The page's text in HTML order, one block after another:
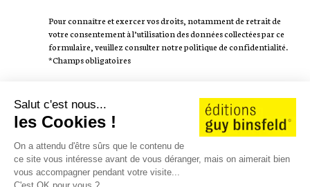
Pour connaître et exercer vos droits, notamment de retrait de
votre consentement à l’utilisation des données collectées par ce
formulaire, veuillez consulter notre politique de confidentialité.
*Champs obligatoires
SUIVEZ-NOUS
Salut c'est nous...
les Cookies !
On a attendu d'être sûrs que le contenu de
ce site vous intéresse avant de vous déranger, mais on aimerait bien
vous accompagner pendant votre visite...
C'est OK pour vous ?